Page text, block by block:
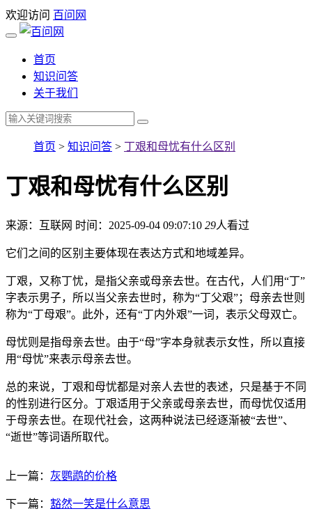
欢迎访问 百问网
首页
知识问答
关于我们
首页 > 知识问答 > 丁艰和母忧有什么区别
丁艰和母忧有什么区别
来源：互联网 时间：2025-09-04 09:07:10 29人看过
它们之间的区别主要体现在表达方式和地域差异。
丁艰，又称丁忧，是指父亲或母亲去世。在古代，人们用“丁”
字表示男子，所以当父亲去世时，称为“丁父艰”；母亲去世则
称为“丁母艰”。此外，还有“丁内外艰”一词，表示父母双亡。
母忧则是指母亲去世。由于“母”字本身就表示女性，所以直接
用“母忧”来表示母亲去世。
总的来说，丁艰和母忧都是对亲人去世的表述，只是基于不同
的性别进行区分。丁艰适用于父亲或母亲去世，而母忧仅适用
于母亲去世。在现代社会，这两种说法已经逐渐被“去世”、
“逝世”等词语所取代。
上一篇： 灰鹦鹉的价格
下一篇： 豁然一笑是什么意思